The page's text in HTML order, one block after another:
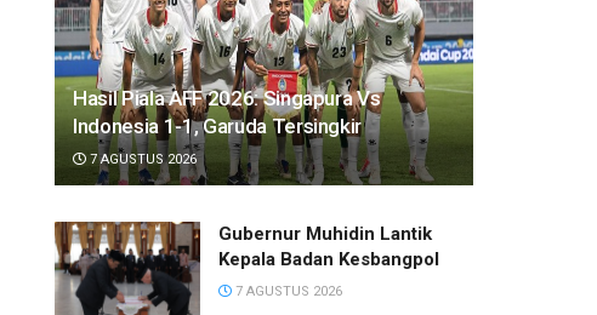
Hasil Piala AFF 2026: Singapura Vs
Indonesia 1-1, Garuda Tersingkir
7 AGUSTUS 2026
Gubernur Muhidin Lantik
Kepala Badan Kesbangpol
7 AGUSTUS 2026